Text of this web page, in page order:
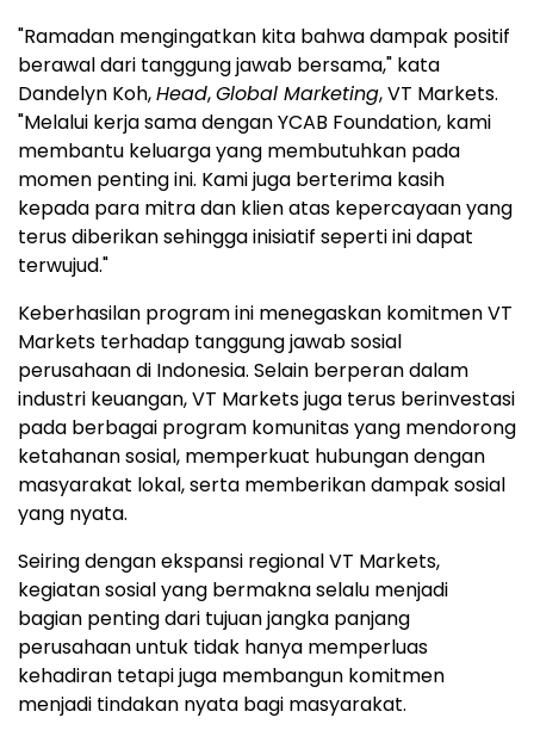
"Ramadan mengingatkan kita bahwa dampak positif
berawal dari tanggung jawab bersama," kata
Dandelyn Koh,Head,Global Marketing, VT Markets.
"Melalui kerja sama dengan YCAB Foundation, kami
membantu keluarga yang membutuhkan pada
momen penting ini. Kami juga berterima kasih
kepada para mitra dan klien atas kepercayaan yang
terus diberikan sehingga inisiatif seperti ini dapat
terwujud."
Keberhasilan program ini menegaskan komitmen VT
Markets terhadap tanggung jawab sosial
perusahaan di Indonesia. Selain berperan dalam
industri keuangan, VT Markets juga terus berinvestasi
pada berbagai program komunitas yang mendorong
ketahanan sosial, memperkuat hubungan dengan
masyarakat lokal, serta memberikan dampak sosial
yang nyata.
Seiring dengan ekspansi regional VT Markets,
kegiatan sosial yang bermakna selalu menjadi
bagian penting dari tujuan jangka panjang
perusahaan untuk tidak hanya memperluas
kehadiran tetapi juga membangun komitmen
menjadi tindakan nyata bagi masyarakat.